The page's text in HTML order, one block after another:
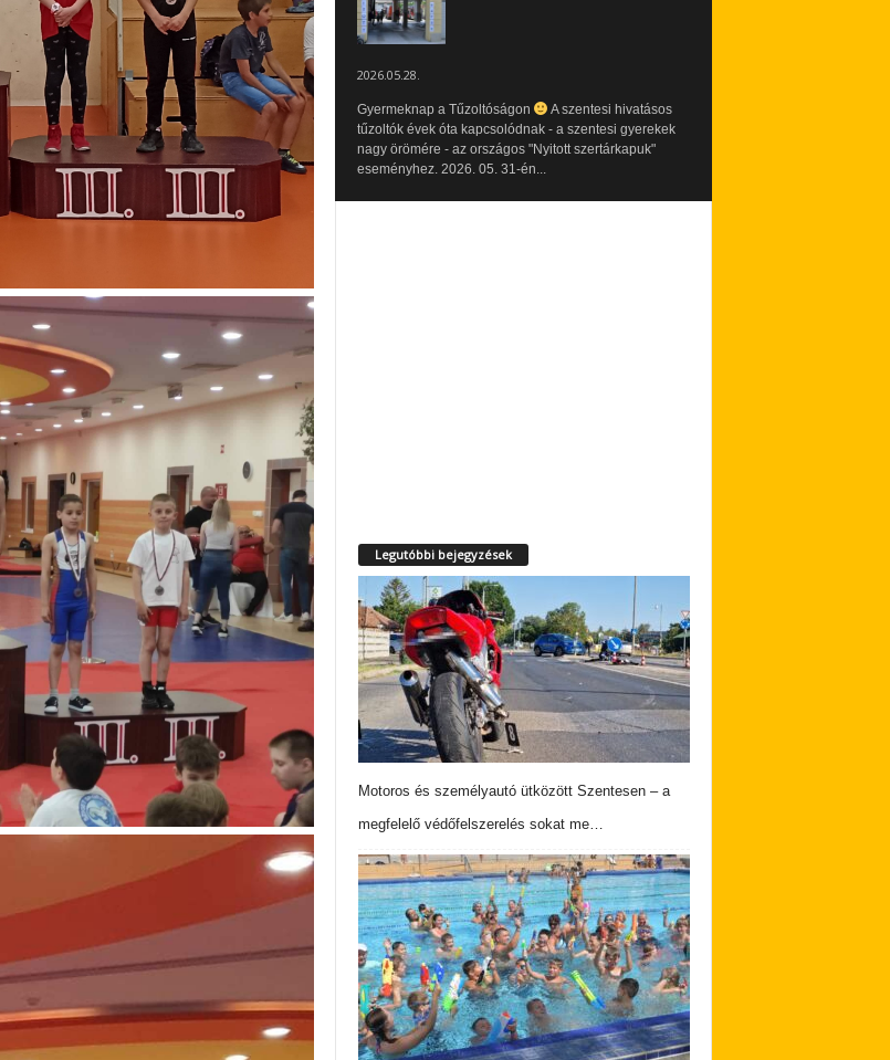
2026.05.28.
Gyermeknap a Tűzoltóságon
A szentesi hivatásos
tűzoltók évek óta kapcsolódnak - a szentesi gyerekek
nagy örömére - az országos "Nyitott szertárkapuk"
eseményhez. 2026. 05. 31-én...
Legutóbbi bejegyzések
Motoros és személyautó ütközött Szentesen – a
megfelelő védőfelszerelés sokat me…